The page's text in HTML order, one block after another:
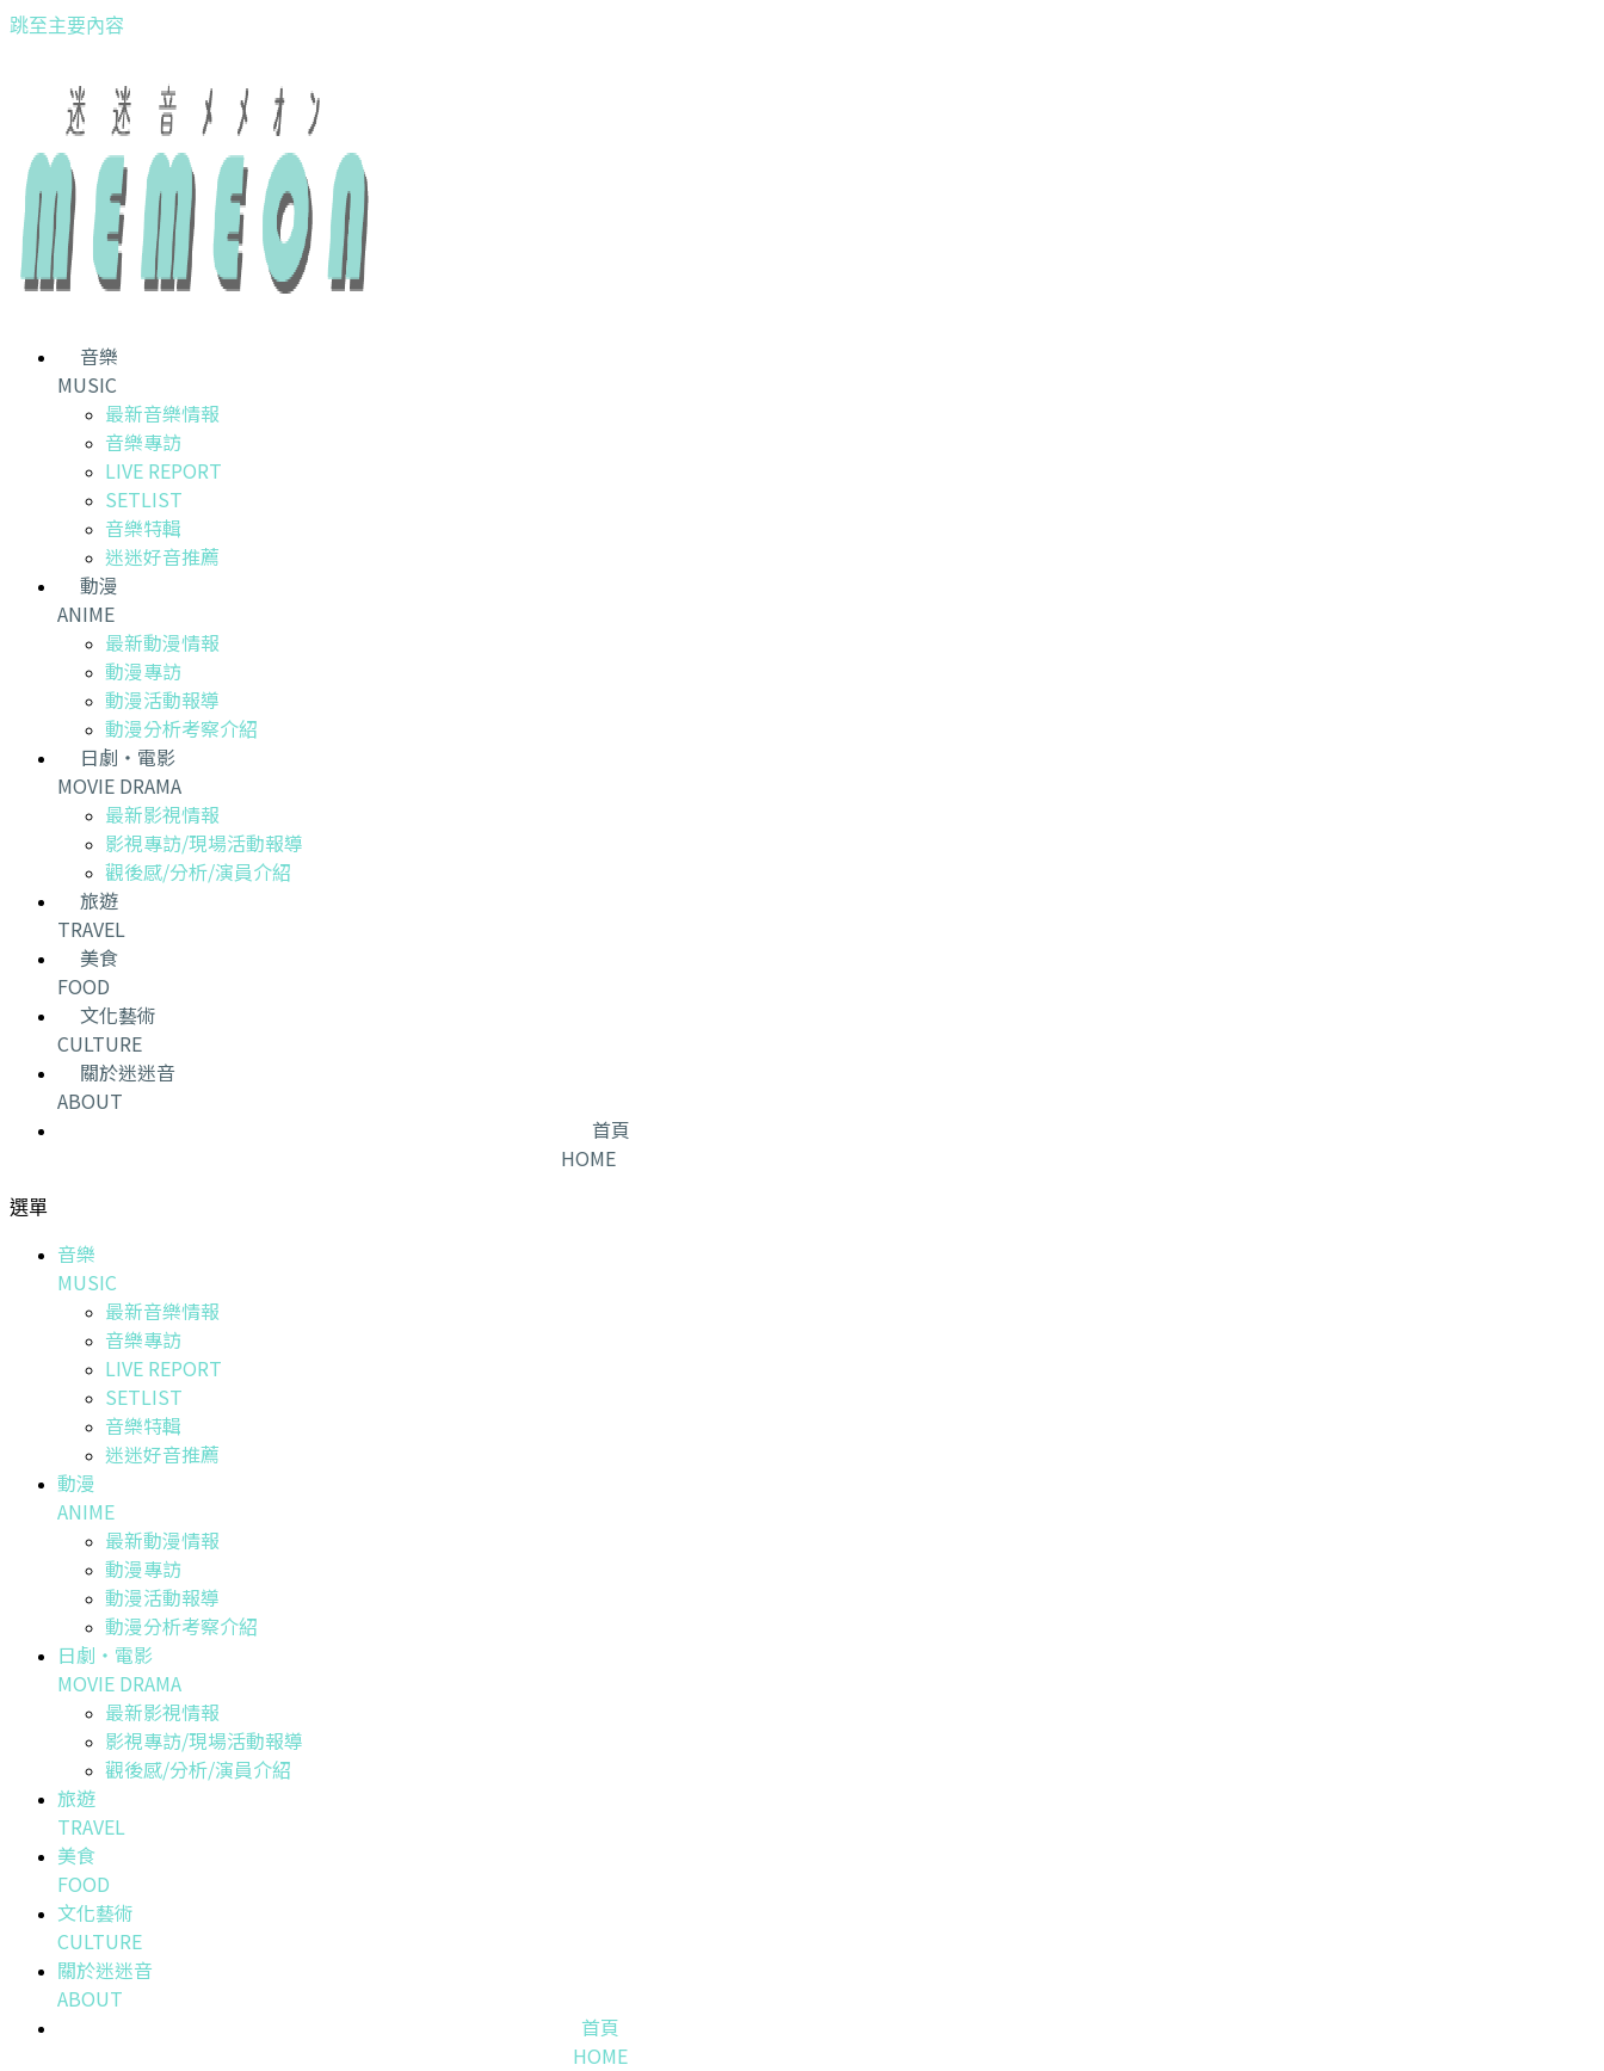
跳至主要內容
音樂
MUSIC
最新音樂情報
音樂專訪
LIVE REPORT
SETLIST
音樂特輯
迷迷好音推薦
動漫
ANIME
最新動漫情報
動漫專訪
動漫活動報導
動漫分析考察介紹
日劇・電影
MOVIE DRAMA
最新影視情報
影視專訪/現場活動報導
觀後感/分析/演員介紹
旅遊
TRAVEL
美食
FOOD
文化藝術
CULTURE
關於迷迷音
ABOUT
首頁
HOME
選單
音樂
MUSIC
最新音樂情報
音樂專訪
LIVE REPORT
SETLIST
音樂特輯
迷迷好音推薦
動漫
ANIME
最新動漫情報
動漫專訪
動漫活動報導
動漫分析考察介紹
日劇・電影
MOVIE DRAMA
最新影視情報
影視專訪/現場活動報導
觀後感/分析/演員介紹
旅遊
TRAVEL
美食
FOOD
文化藝術
CULTURE
關於迷迷音
ABOUT
首頁
HOME